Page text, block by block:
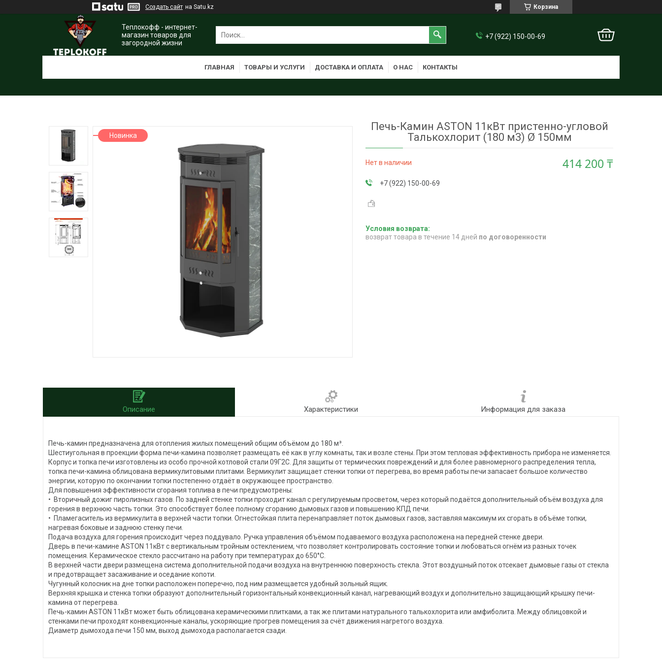
Создать сайт на Satu.kz Корзина
Теплокофф - интернет-
магазин товаров для
загородной жизни
+7 (922) 150-00-69
ГЛАВНАЯ ТОВАРЫ И УСЛУГИ ДОСТАВКА И ОПЛАТА О НАС КОНТАКТЫ
Новинка
Печь-Камин ASTON 11кВт пристенно-угловой
Талькохлорит (180 м3) Ø 150мм
Нет в наличии 414 200 ₸
+7 (922) 150-00-69
возврат товара в течение 14 дней по договоренности
Описание Характеристики Информация для заказа
Печь-камин предназначена для отопления жилых помещений общим объёмом до 180 м³.
Шестиугольная в проекции форма печи-камина позволяет размещать её как в углу комнаты, так и возле стены. При этом тепловая эффективность прибора не изменяется.
Корпус и топка печи изготовлены из особо прочной котловой стали 09Г2С. Для защиты от термических повреждений и для более равномерного распределения тепла,
топка печи-камина облицована вермикулитовыми плитами. Вермикулит защищает стенки топки от перегрева, во время работы печи запасает большое количество
энергии, которую по окончании топки постепенно отдаёт в окружающее пространство.
Для повышения эффективности сгорания топлива в печи предусмотрены:
• Вторичный дожиг пиролизных газов. По задней стенке топки проходит канал с регулируемым просветом, через который подаётся дополнительный объём воздуха для
горения в верхнюю часть топки. Это способствует более полному сгоранию дымовых газов и повышению КПД печи.
• Пламегаситель из вермикулита в верхней части топки. Огнестойкая плита перенаправляет поток дымовых газов, заставляя максимум их сгорать в объёме топки,
нагревая боковые и заднюю стенку печи.
Подача воздуха для горения происходит через поддувало. Ручка управления объёмом подаваемого воздуха расположена на передней стенке двери.
Дверь в печи-камине ASTON 11кВт с вертикальным тройным остеклением, что позволяет контролировать состояние топки и любоваться огнём из разных точек
помещения. Керамическое стекло рассчитано на работу при температурах до 650°C.
В верхней части двери размещена система дополнительной подачи воздуха на внутреннюю поверхность стекла. Этот воздушный поток отсекает дымовые газы от стекла
и предотвращает засаживание и оседание копоти.
Чугунный колосник на дне топки расположен поперечно, под ним размещается удобный зольный ящик.
Верхняя крышка и стенка топки образуют дополнительный горизонтальный конвекционный канал, нагревающий воздух и дополнительно защищающий крышку печи-
камина от перегрева.
Печь-камин ASTON 11кВт может быть облицована керамическими плитками, а так же плитами натурального талькохлорита или амфиболита. Между облицовкой и
стенками печи проходят конвекционные каналы, ускоряющие прогрев помещения за счёт движения нагретого воздуха.
Диаметр дымохода печи 150 мм, выход дымохода располагается сзади.